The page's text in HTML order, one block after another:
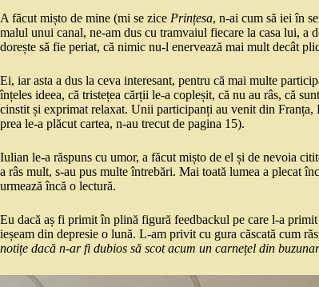
A făcut mișto de mine (mi se zice Prințesa, n-ai cum să iei în
malul unui canal, ne-am dus cu tramvaiul fiecare la casa lui, a
dorește să fie periat, că nimic nu-l enervează mai mult decât
Ei, iar asta a dus la ceva interesant, pentru că mai multe
înțeles ideea, că tristețea cărții le-a copleșit, că nu au râs, că
cinstit și exprimat relaxat. Unii participanți au venit din Franța,
prea le-a plăcut cartea, n-au trecut de pagina 15).
Iulian le-a răspuns cu umor, a făcut mișto de el și de nevoia
a râs mult, s-au pus multe întrebări. Mai toată lumea a plecat
urmează încă o lectură.
Eu dacă aș fi primit în plină figură feedbackul pe care l-a
ieșeam din depresie o lună. L-am privit cu gura căscată cum
notițe dacă n-ar fi dubios să scot acum un carnețel din